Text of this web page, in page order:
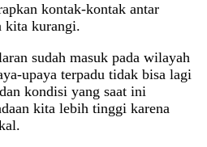
kontak-kontak antar
kita kurangi.
sudah masuk pada wilayah
upaya terpadu tidak bisa lagi
kondisi yang saat ini
kita lebih tinggi karena